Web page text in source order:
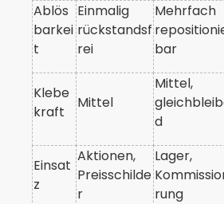
Ablös
barkei
t
Einmalig
rückstandsf
rei
Mehrfach
bar
Klebe
kraft
Mittel
Mittel,
d
Einsat
z
Aktionen,
Preisschilde
r
Lager,
rung